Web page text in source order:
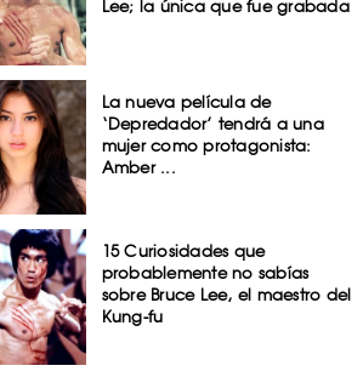
Lee; la única que fue grabada
La nueva película de
‘Depredador’ tendrá a una
mujer como protagonista:
Amber ...
15 Curiosidades que
probablemente no sabías
sobre Bruce Lee, el maestro del
Kung-fu